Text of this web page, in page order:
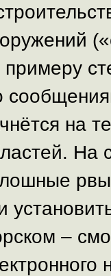
примеру
на
На
–